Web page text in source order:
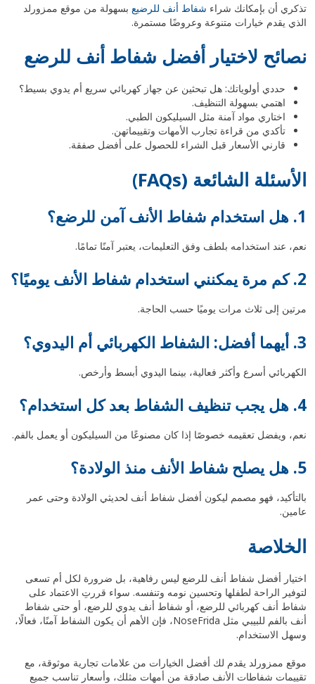
تذكري أن بإمكانك شراء شفاط أنف للرضيع بسهولة من موقع ممزورلد
الذي يقدم خيارات متنوعة وعروضًا مستمرة.
نصائح لاختيار أفضل شفاط أنف للرضع
حددي أولوياتك: هل تبحثين عن جهاز كهربائي سريع أم يدوي بسيط؟
اهتمي بسهولة التنظيف.
اختاري مواد آمنة مثل السيليكون الطبي.
تأكدي من قراءة تجارب الأمهات وتقييماتهن.
قارني الأسعار قبل الشراء للحصول على أفضل صفقة.
الأسئلة الشائعة (FAQs)
1. هل استخدام شفاط الأنف آمن للرضع؟
نعم، عند استخدامه بلطف وفق التعليمات، يعتبر آمنًا تمامًا.
2. كم مرة يمكنني استخدام شفاط الأنف يوميًا؟
مرتين إلى ثلاث مرات يوميًا حسب الحاجة.
3. أيهما أفضل: الشفاط الكهربائي أم اليدوي؟
الكهربائي أسرع وأكثر فعالية، بينما اليدوي أبسط وأرخص.
4. هل يجب تنظيف الشفاط بعد كل استخدام؟
نعم، ويفضل تعقيمه خصوصًا إذا كان مصنوعًا من السيليكون أو يعمل بالفم.
5. هل يصلح شفاط الأنف منذ الولادة؟
بالتأكيد، فهو مصمم ليكون أفضل شفاط أنف لحديثي الولادة وحتى عمر
عامين.
الخلاصة
اختيار أفضل شفاط أنف للرضع ليس رفاهية، بل ضرورة لكل أم تسعى
لتوفير الراحة لطفلها وتحسين نومه وتنفسه. سواء قررتِ الاعتماد على
شفاط أنف كهربائي للرضع، أو شفاط أنف يدوي للرضع، أو حتى شفاط
أنف بالفم للبيبي مثل NoseFrida، فإن الأهم أن يكون الشفاط آمنًا، فعالًا،
وسهل الاستخدام.
موقع ممزورلد يقدم لك أفضل الخيارات من علامات تجارية موثوقة، مع
تقييمات شفاطات الأنف صادقة من أمهات مثلك، وأسعار تناسب جميع